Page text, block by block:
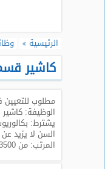
سيرتك
الرئيسية
كاشير
مطلوب للتعيين
الوظيفة: كاشير
يشترط:
السن لا يزيد عن 28
المرتب: من 3500 إلى 4500 جنيه